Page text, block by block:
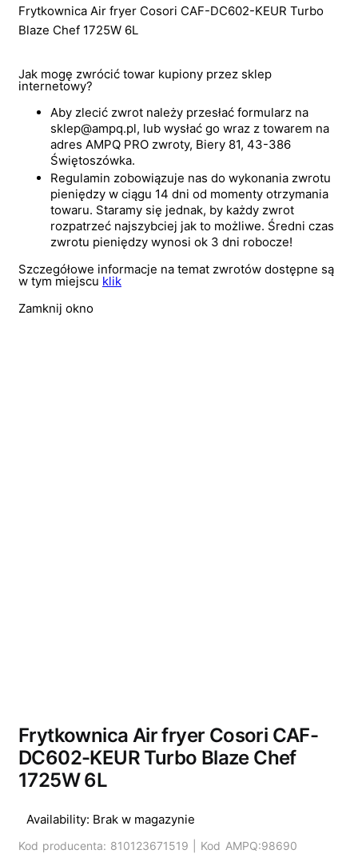
Frytkownica Air fryer Cosori CAF-DC602-KEUR Turbo
Blaze Chef 1725W 6L
Jak mogę zwrócić towar kupiony przez sklep
internetowy?
Aby zlecić zwrot należy przesłać formularz na
sklep@ampq.pl, lub wysłać go wraz z towarem na
adres AMPQ PRO zwroty, Biery 81, 43-386
Świętoszówka.
Regulamin zobowiązuje nas do wykonania zwrotu
pieniędzy w ciągu 14 dni od momenty otrzymania
towaru. Staramy się jednak, by każdy zwrot
rozpatrzeć najszybciej jak to możliwe. Średni czas
zwrotu pieniędzy wynosi ok 3 dni robocze!
Szczegółowe informacje na temat zwrotów dostępne są
w tym miejscu klik
Zamknij okno
Frytkownica Air fryer Cosori CAF-
DC602-KEUR Turbo Blaze Chef
1725W 6L
Availability: Brak w magazynie
Kod producenta: 810123671519 | Kod AMPQ:98690